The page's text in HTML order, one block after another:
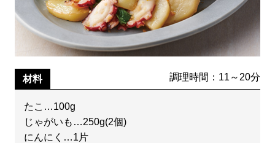
材料 調理時間：11～20分
たこ…100g
じゃがいも…250g(2個)
にんにく…1片